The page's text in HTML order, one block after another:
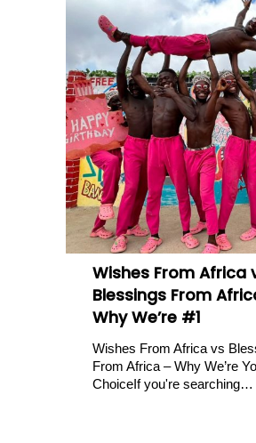
Wishes From Africa
Blessings From
Why We’re #1
Wishes From Africa vs
From Africa – Why We’re
ChoiceIf you're searching…